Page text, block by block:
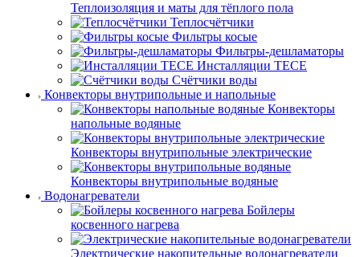
Теплоизоляция и маты для тёплого пола
Теплосчётчики
Фильтры косые
Фильтры-дешламаторы
Инсталляции TECE
Счётчики воды
Конвекторы внутрипольные и напольные
Конвекторы
напольные водяные
Конвекторы внутрипольные электрические
Конвекторы внутрипольные водяные
Водонагреватели
Бойлеры
косвенного нагрева
Электрические накопительные водонагреватели